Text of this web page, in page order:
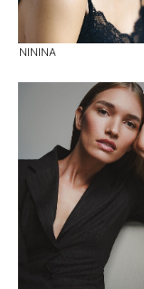
NININA